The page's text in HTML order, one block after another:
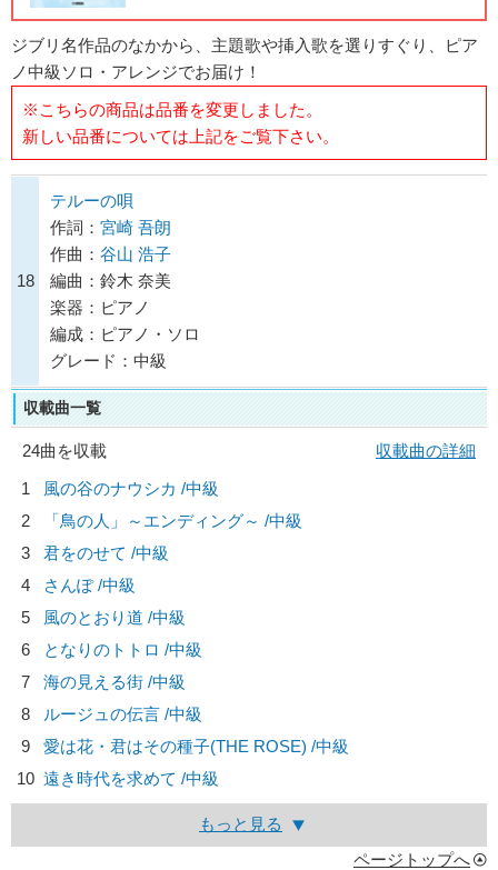
ジブリ名作品のなかから、主題歌や挿入歌を選りすぐり、ピア
ノ中級ソロ・アレンジでお届け！
※こちらの商品は品番を変更しました。
新しい品番については上記をご覧下さい。
18
テルーの唄
作詞： 宮崎 吾朗
作曲： 谷山 浩子
編曲：鈴木 奈美
楽器：ピアノ
編成：ピアノ・ソロ
グレード：中級
収載曲一覧
24曲を収載
収載曲の詳細
1
風の谷のナウシカ /中級
2
「鳥の人」～エンディング～ /中級
3
君をのせて /中級
4
さんぽ /中級
5
風のとおり道 /中級
6
となりのトトロ /中級
7
海の見える街 /中級
8
ルージュの伝言 /中級
9
愛は花・君はその種子(THE ROSE) /中級
10 遠き時代を求めて /中級
もっと見る
ページトップへ